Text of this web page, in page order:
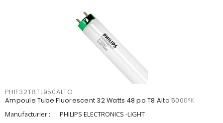
PHIF32T8TL950ALTO
Ampoule Tube Fluorescent 32 Watts 48 po T8 Alto 5000°K
Manufacturier :
PHILIPS ELECTRONICS -LIGHT